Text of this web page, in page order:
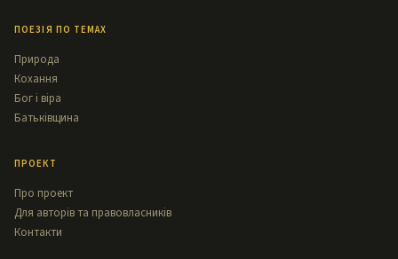
ПОЕЗІЯ ПО ТЕМАХ
Природа
Кохання
Бог і віра
Батьківщина
ПРОЕКТ
Про проект
Для авторів та правовласників
Контакти